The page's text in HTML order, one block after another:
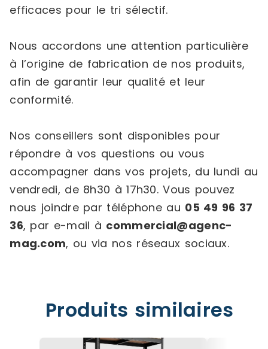
efficaces pour le tri sélectif.
Nous accordons une attention particulière
à l’origine de fabrication de nos produits,
afin de garantir leur qualité et leur
conformité.
Nos conseillers sont disponibles pour
répondre à vos questions ou vous
accompagner dans vos projets, du lundi au
vendredi, de 8h30 à 17h30. Vous pouvez
nous joindre par téléphone au 05 49 96 37
36, par e-mail à commercial@agenc-
mag.com, ou via nos réseaux sociaux.
Produits similaires